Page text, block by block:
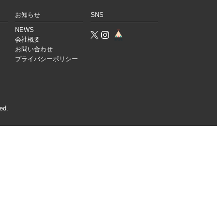
お知らせ
NEWS
会社概要
お問い合わせ
プライバシーポリシー
SNS